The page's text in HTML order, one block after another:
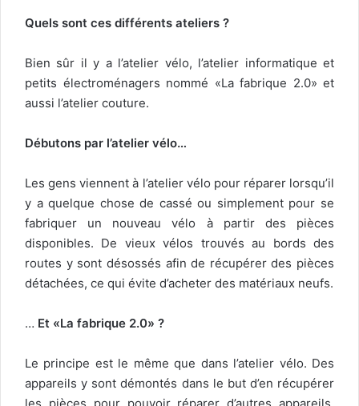
Quels sont ces différents ateliers ?
Bien sûr il y a l’atelier vélo, l’atelier informatique et
petits électroménagers nommé «La fabrique 2.0» et
aussi l’atelier couture.
Débutons par l’atelier vélo…
Les gens viennent à l’atelier vélo pour réparer lorsqu’il
y a quelque chose de cassé ou simplement pour se
fabriquer un nouveau vélo à partir des pièces
disponibles. De vieux vélos trouvés au bords des
routes y sont désossés afin de récupérer des pièces
détachées, ce qui évite d’acheter des matériaux neufs.
… Et «La fabrique 2.0» ?
Le principe est le même que dans l’atelier vélo. Des
appareils y sont démontés dans le but d’en récupérer